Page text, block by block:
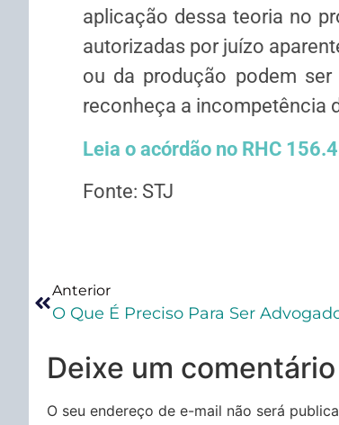
aplicação dessa teoria no
autorizadas por juízo
ou da produção podem
reconheça a incompetência
Leia o acórdão no RHC
Fonte: STJ
Anterior
O Que É Preciso Para Ser
Deixe um comentário
O seu endereço de e-mail não será